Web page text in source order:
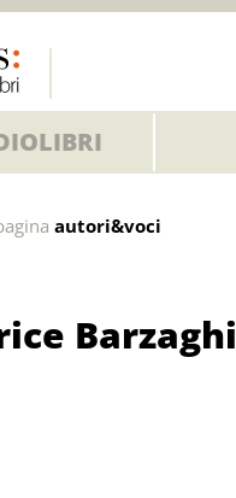
autori&voci
Barzaghi